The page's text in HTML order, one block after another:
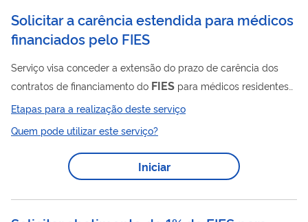
Solicitar a carência estendida para médicos
financiados pelo FIES
Serviço visa conceder a extensão do prazo de carência dos
contratos de financiamento do FIES para médicos residentes
em áreas prioritárias definidas pelo Ministério da Saúde.
Etapas para a realização deste serviço
Quem pode utilizar este serviço?
Iniciar